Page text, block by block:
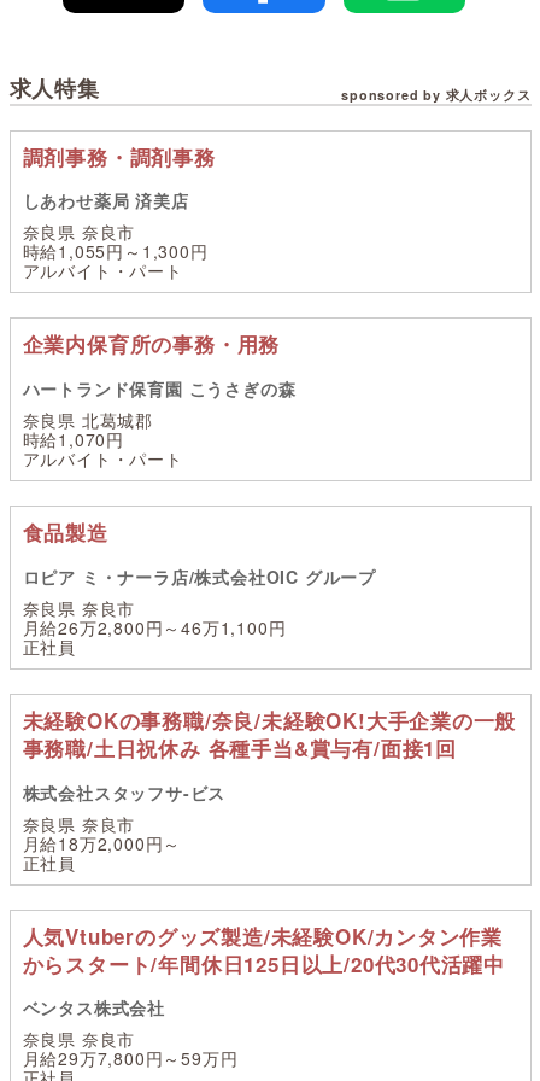
求人特集 sponsored by 求人ボックス
調剤事務・調剤事務
しあわせ薬局 済美店
奈良県 奈良市
時給1,055円～1,300円
アルバイト・パート
企業内保育所の事務・用務
ハートランド保育園 こうさぎの森
奈良県 北葛城郡
時給1,070円
アルバイト・パート
食品製造
ロピア ミ・ナーラ店/株式会社OIC グループ
奈良県 奈良市
月給26万2,800円～46万1,100円
正社員
未経験OKの事務職/奈良/未経験OK!大手企業の一般
事務職/土日祝休み 各種手当&賞与有/面接1回
株式会社スタッフサ-ビス
奈良県 奈良市
月給18万2,000円～
正社員
人気Vtuberのグッズ製造/未経験OK/カンタン作業
からスタート/年間休日125日以上/20代30代活躍中
ベンタス株式会社
奈良県 奈良市
月給29万7,800円～59万円